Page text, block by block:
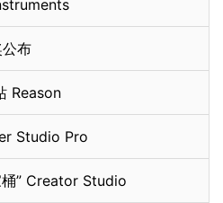
布
Reason
Studio Pro
桶” Creator Studio